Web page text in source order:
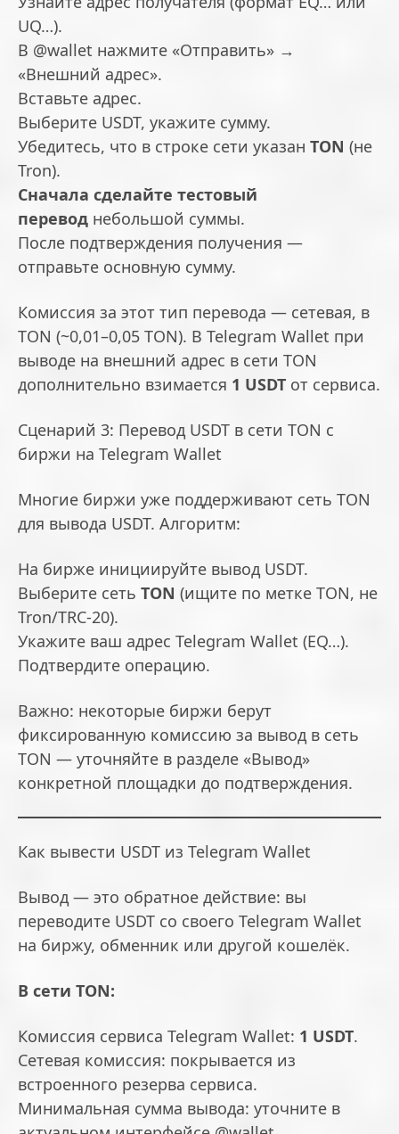
UQ…).
В @wallet нажмите «Отправить» →
«Внешний адрес».
Вставьте адрес.
Выберите USDT, укажите сумму.
Убедитесь, что в строке сети указан TON (не
Tron).
Сначала сделайте тестовый
перевод небольшой суммы.
После подтверждения получения —
отправьте основную сумму.
Комиссия за этот тип перевода — сетевая, в
TON (~0,01–0,05 TON). В Telegram Wallet при
выводе на внешний адрес в сети TON
дополнительно взимается 1 USDT от сервиса.
Сценарий 3: Перевод USDT в сети TON с
биржи на Telegram Wallet
Многие биржи уже поддерживают сеть TON
для вывода USDT. Алгоритм:
На бирже инициируйте вывод USDT.
Выберите сеть TON (ищите по метке TON, не
Tron/TRC-20).
Укажите ваш адрес Telegram Wallet (EQ…).
Подтвердите операцию.
Важно: некоторые биржи берут
фиксированную комиссию за вывод в сеть
TON — уточняйте в разделе «Вывод»
конкретной площадки до подтверждения.
Как вывести USDT из Telegram Wallet
Вывод — это обратное действие: вы
переводите USDT со своего Telegram Wallet
на биржу, обменник или другой кошелёк.
В сети TON:
Комиссия сервиса Telegram Wallet: 1 USDT.
Сетевая комиссия: покрывается из
встроенного резерва сервиса.
Минимальная сумма вывода: уточните в